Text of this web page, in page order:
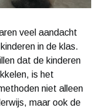
veel aandacht
in de klas.
dat de kinderen
is het
niet alleen
maar ook de